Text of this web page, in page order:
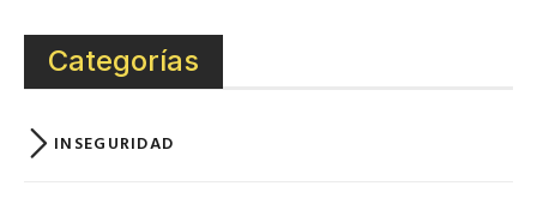
Categorías
INSEGURIDAD